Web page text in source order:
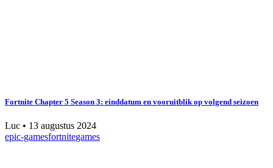
Fortnite Chapter 5 Season 3: einddatum en vooruitblik op volgend seizoen
Luc • 13 augustus 2024
epic-gamesfortnitegames